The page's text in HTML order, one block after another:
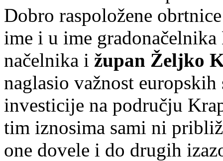
Dobro raspoložene
ime i u ime
načelnika i župan Željko
naglasio važnost
investicije na području
tim iznosima sami ni
one dovele i do drugih